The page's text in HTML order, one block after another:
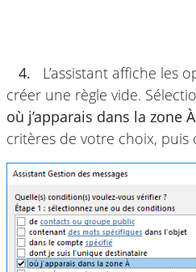
4.
L’assistant affiche les
créer une règle vide.
où j’apparais dans la zone À
critères de votre choix, puis